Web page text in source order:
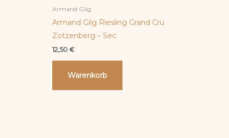
Armand Gilg
Armand Gilg Riesling Grand Cru
Zotzenberg – Sec
12,50 €
Warenkorb